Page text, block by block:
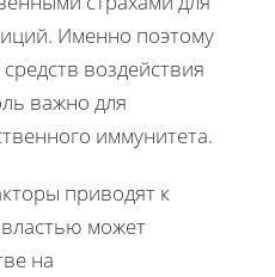
Именно поэтому
воздействия
важно для
иммунитета.
приводят к
может
на